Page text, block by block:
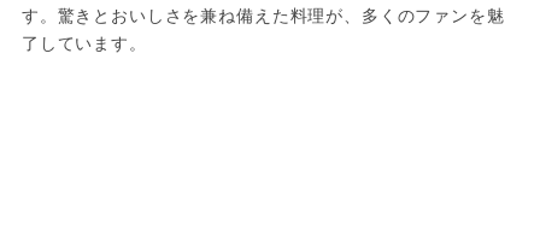
す。驚きとおいしさを兼ね備えた料理が、多くのファンを魅
了しています。